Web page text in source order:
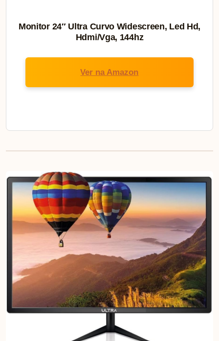
Monitor 24″ Ultra Curvo Widescreen, Led Hd,
Hdmi/Vga, 144hz
Ver na Amazon